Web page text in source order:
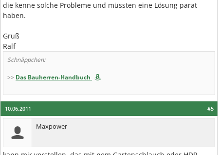
die kenne solche Probleme und müssten eine Lösung parat
haben.
Gruß
Ralf
Schnäppchen:
>> Das Bauherren-Handbuch
#5
10.06.2011
Maxpower